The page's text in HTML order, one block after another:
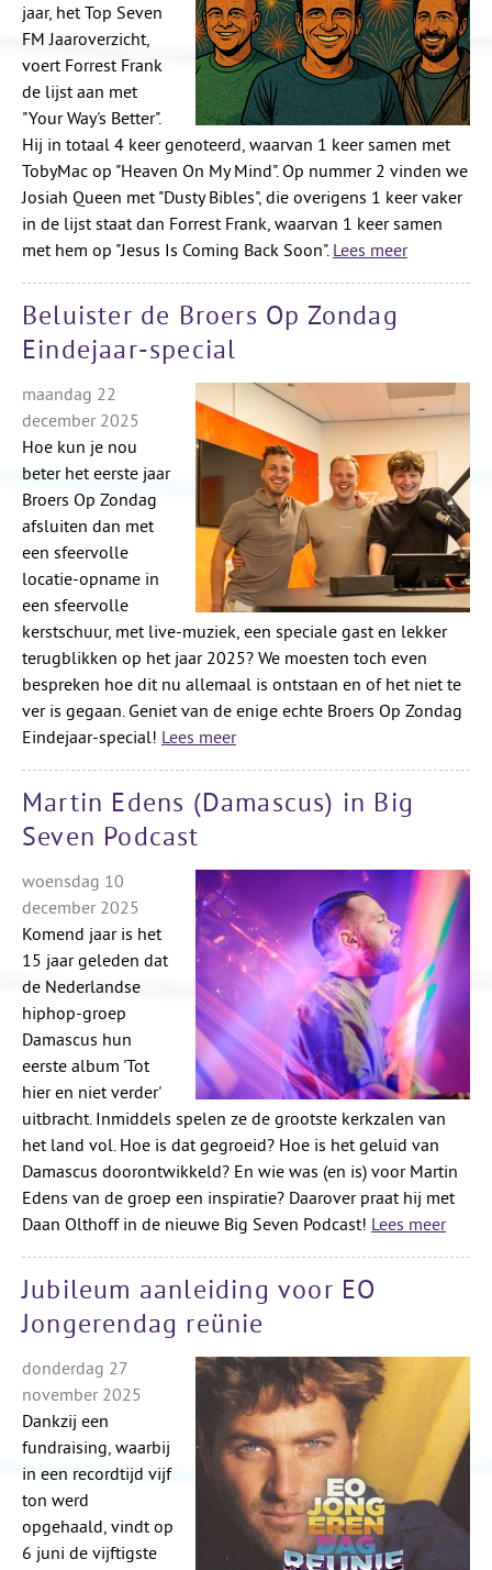
jaar, het Top Seven
FM Jaaroverzicht,
voert Forrest Frank
de lijst aan met
"Your Way's Better".
Hij in totaal 4 keer genoteerd, waarvan 1 keer samen met
TobyMac op "Heaven On My Mind". Op nummer 2 vinden we
Josiah Queen met "Dusty Bibles", die overigens 1 keer vaker
in de lijst staat dan Forrest Frank, waarvan 1 keer samen
met hem op "Jesus Is Coming Back Soon". Lees meer
Beluister de Broers Op Zondag
Eindejaar-special
maandag 22
december 2025
Hoe kun je nou
beter het eerste jaar
Broers Op Zondag
afsluiten dan met
een sfeervolle
locatie-opname in
een sfeervolle
kerstschuur, met live-muziek, een speciale gast en lekker
terugblikken op het jaar 2025? We moesten toch even
bespreken hoe dit nu allemaal is ontstaan en of het niet te
ver is gegaan. Geniet van de enige echte Broers Op Zondag
Eindejaar-special! Lees meer
Martin Edens (Damascus) in Big
Seven Podcast
woensdag 10
december 2025
Komend jaar is het
15 jaar geleden dat
de Nederlandse
hiphop-groep
Damascus hun
eerste album 'Tot
hier en niet verder'
uitbracht. Inmiddels spelen ze de grootste kerkzalen van
het land vol. Hoe is dat gegroeid? Hoe is het geluid van
Damascus doorontwikkeld? En wie was (en is) voor Martin
Edens van de groep een inspiratie? Daarover praat hij met
Daan Olthoff in de nieuwe Big Seven Podcast! Lees meer
Jubileum aanleiding voor EO
Jongerendag reünie
donderdag 27
november 2025
Dankzij een
fundraising, waarbij
in een recordtijd vijf
ton werd
opgehaald, vindt op
6 juni de vijftigste